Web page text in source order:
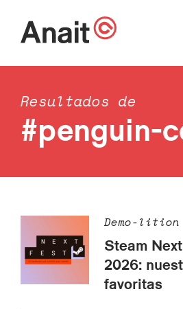
Resultados de
#penguin-
Demo-lition
Steam
2026:
favoritas